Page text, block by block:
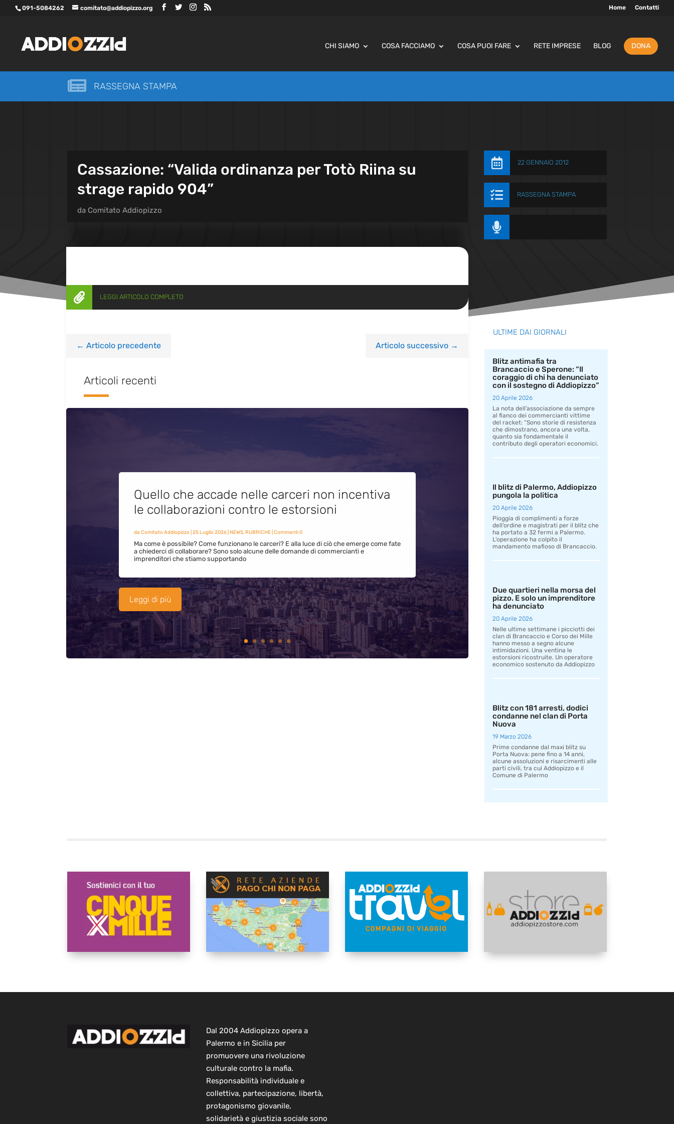
091-5084262 comitato@addiopizzo.org Home Contatti
CHI SIAMO COSA FACCIAMO COSA PUOI FARE RETE IMPRESE BLOG DONA
 RASSEGNA STAMPA
Cassazione: “Valida ordinanza per Totò Riina su
strage rapido 904”
da Comitato Addiopizzo
 22 GENNAIO 2012
 RASSEGNA STAMPA

 LEGGI ARTICOLO COMPLETO
← Articolo precedente Articolo successivo→
Articoli recenti
Quello che accade nelle carceri non incentiva
le collaborazioni contro le estorsioni
da Comitato Addiopizzo| 25 Luglio 2026| NEWS,RUBRICHE| Commenti 0
Ma come è possibile? Come funzionano le carceri? E alla luce di ciò che emerge come fate
a chiederci di collaborare? Sono solo alcune delle domande di commercianti e
imprenditori che stiamo supportando
Leggi di più
ULTIME DAI GIORNALI
Blitz antimafia tra
Brancaccio e Sperone: “Il
coraggio di chi ha denunciato
con il sostegno di Addiopizzo”
20 Aprile 2026
La nota dell’associazione da sempre
al fianco dei commercianti vittime
del racket: “Sono storie di resistenza
che dimostrano, ancora una volta,
quanto sia fondamentale il
contributo degli operatori economici.
Il blitz di Palermo, Addiopizzo
pungola la politica
20 Aprile 2026
Pioggia di complimenti a forze
dell’ordine e magistrati per il blitz che
ha portato a 32 fermi a Palermo.
L’operazione ha colpito il
mandamento mafioso di Brancaccio.
Due quartieri nella morsa del
pizzo. E solo un imprenditore
ha denunciato
20 Aprile 2026
Nelle ultime settimane i picciotti dei
clan di Brancaccio e Corso dei Mille
hanno messo a segno alcune
intimidazioni. Una ventina le
estorsioni ricostruite. Un operatore
economico sostenuto da Addiopizzo
Blitz con 181 arresti, dodici
condanne nel clan di Porta
Nuova
19 Marzo 2026
Prime condanne dal maxi blitz su
Porta Nuova: pene fino a 14 anni,
alcune assoluzioni e risarcimenti alle
parti civili, tra cui Addiopizzo e il
Comune di Palermo
Dal 2004 Addiopizzo opera a
Palermo e in Sicilia per
promuovere una rivoluzione
culturale contro la mafia.
Responsabilità individuale e
collettiva, partecipazione, libertà,
protagonismo giovanile,
solidarietà e giustizia sociale sono